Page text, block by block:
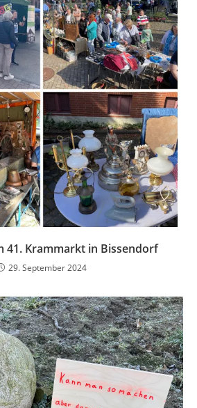
41. Krammarkt in Bissendorf
29. September 2024